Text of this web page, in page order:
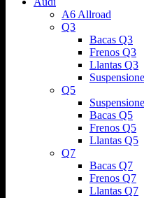
A6 Allroad
Q3
Bacas Q3
Frenos Q3
Llantas Q3
Q5
Bacas Q5
Frenos Q5
Llantas Q5
Q7
Bacas Q7
Frenos Q7
Llantas Q7